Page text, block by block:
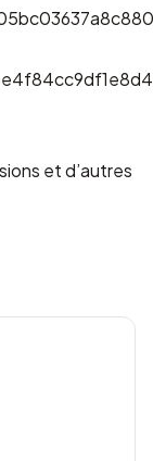
et d’autres